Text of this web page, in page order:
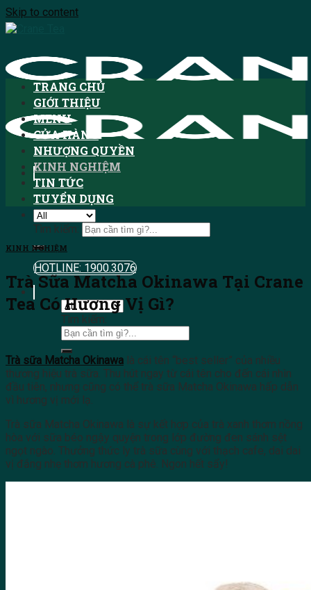
Skip to content
Tìm kiếm:
HOTLINE: 1900.3076
Tìm kiếm:
TRANG CHỦ
GIỚI THIỆU
MENU
CỬA HÀNG
NHƯỢNG QUYỀN
KINH NGHIỆM
TIN TỨC
TUYỂN DỤNG
KINH NGHIỆM
Trà Sữa Matcha Okinawa Tại Crane
Tea Có Hương Vị Gì?
Trà sữa Matcha Okinawa là cái tên “best seller” của nhiều
thương hiệu trà sữa. Thu hút ngay từ cái tên cho đến cái nhìn
đầu tiên, nhưng cũng có thể trà sữa Matcha Okinawa hấp dẫn
vì hương vị mới lạ.
Trà sữa Matcha Okinawa là sự kết hợp của trà xanh thơm nồng
hòa với sữa béo ngậy quyện trong lớp đường đen sánh sệt
ngọt ngào. Thưởng thức ly trà sữa cùng với thạch cafe, dai dai
vị đắng nhẹ thơm hương cà phê. Ngon hết sẩy!